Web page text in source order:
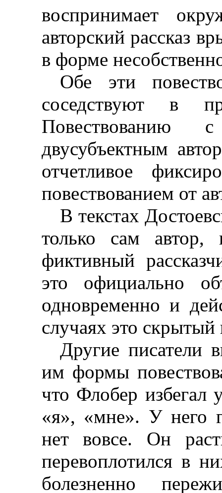
воспринимает
авторский рассказ
в форме
Обе эти
соседствуют в
Повествованию
двусубъектным
отчетливое
повествованием от
В текстах
только сам
фиктивный
это официально
одновременно и
случаях это скрытый
Другие писатели
им формы
что Флобер избегал
«я», «мне». У него
нет вовсе. Он
перевоплотился в
болезненно